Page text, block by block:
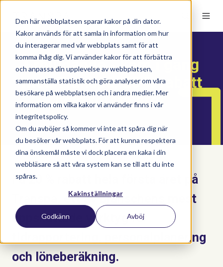
Den här webbplatsen sparar kakor på din dator.
Kakor används för att samla in information om hur
du interagerar med vår webbplats samt för att
komma ihåg dig. Vi använder kakor för att förbättra
och anpassa din upplevelse av webbplatsen,
sammanställa statistik och göra analyser om våra
besökare på webbplatsen och i andra medier. Mer
information om vilka kakor vi använder finns i vår
integritetspolicy.
Om du avböjer så kommer vi inte att spåra dig när
du besöker vår webbplats. För att kunna respektera
dina önskemål måste vi dock placera en kaka i din
webbläsare så att våra system kan se till att du inte
spåras.
Kakinställningar
Godkänn Avböj
Erbjudande - kom i gång
med Transpa, 20 % rabatt
hela första året.
Få 20 % rabatt hela första året på
Transpa, ett av branschens mest
uppskattade verktyg för
tidrapportering, personalplanering
och löneberäkning.